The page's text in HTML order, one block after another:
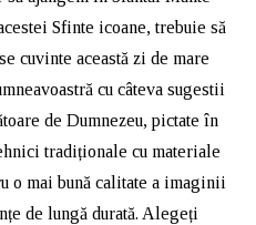
Sfinte icoane, trebuie să
cuvinte această zi de mare
cu câteva sugestii
de Dumnezeu, pictate în
tradiționale cu materiale
o mai bună calitate a imaginii
de lungă durată. Alegeți